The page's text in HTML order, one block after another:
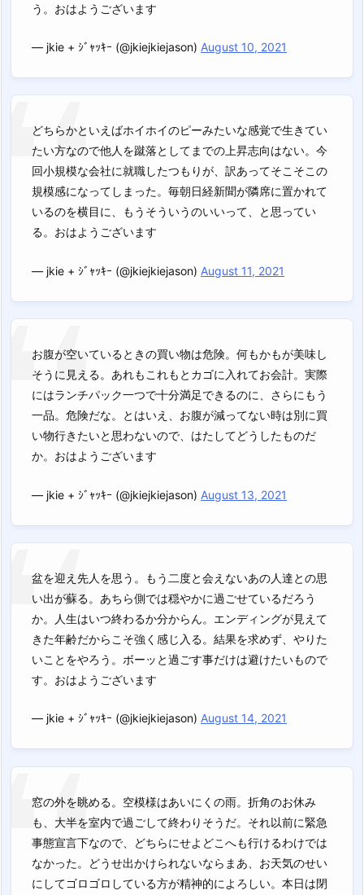
う。おはようございます
— jkie + ｼﾞｬｯｷｰ (@jkiejkiejason) August 10, 2021
どちらかといえばホイホイのピーみたいな感覚で生きてい
たい方なので他人を蹴落としてまでの上昇志向はない。今
回小規模な会社に就職したつもりが、訳あってそこそこの
規模感になってしまった。毎朝日経新聞が隣席に置かれて
いるのを横目に、もうそういうのいいって、と思ってい
る。おはようございます
— jkie + ｼﾞｬｯｷｰ (@jkiejkiejason) August 11, 2021
お腹が空いているときの買い物は危険。何もかもが美味し
そうに見える。あれもこれもとカゴに入れてお会計。実際
にはランチパック一つで十分満足できるのに、さらにもう
一品。危険だな。とはいえ、お腹が減ってない時は別に買
い物行きたいと思わないので、はたしてどうしたものだ
か。おはようございます
— jkie + ｼﾞｬｯｷｰ (@jkiejkiejason) August 13, 2021
盆を迎え先人を思う。もう二度と会えないあの人達との思
い出が蘇る。あちら側では穏やかに過ごせているだろう
か。人生はいつ終わるか分からん。エンディングが見えて
きた年齢だからこそ強く感じ入る。結果を求めず、やりた
いことをやろう。ボーッと過ごす事だけは避けたいもので
す。おはようございます
— jkie + ｼﾞｬｯｷｰ (@jkiejkiejason) August 14, 2021
窓の外を眺める。空模様はあいにくの雨。折角のお休み
も、大半を室内で過ごして終わりそうだ。それ以前に緊急
事態宣言下なので、どちらにせよどこへも行けるわけでは
なかった。どうせ出かけられないならまあ、お天気のせい
にしてゴロゴロしている方が精神的によろしい。本日は閉